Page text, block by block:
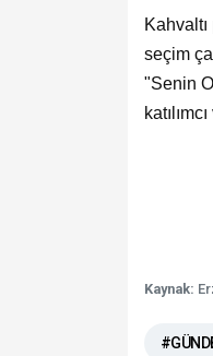
seçim
"Senin
Kaynak: